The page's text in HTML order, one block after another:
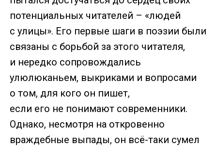
потенциальных читателей – «людей
с улицы». Его первые шаги в поэзии были
связаны с борьбой за этого читателя,
и нередко сопровождались
улюлюканьем, выкриками и вопросами
о том, для кого он пишет,
если его не понимают современники.
Однако, несмотря на откровенно
враждебные выпады, он всё-таки сумел